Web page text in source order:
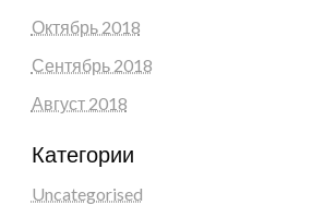
Октябрь 2018
Сентябрь 2018
Август 2018
Категории
Uncategorised